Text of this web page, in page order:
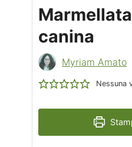
canina
Myriam Amato
Nessuna